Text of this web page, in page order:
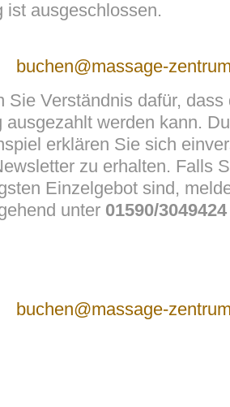
ist ausgeschlossen.
buchen@massage-
Sie Verständnis dafür,
ausgezahlt werden kann.
erklären Sie sich
zu erhalten. Falls
Einzelgebot sind,
unter 01590/
buchen@massage-